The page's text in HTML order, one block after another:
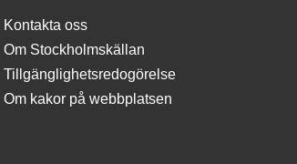
Kontakta oss
Om Stockholmskällan
Tillgänglighetsredogörelse
Om kakor på webbplatsen